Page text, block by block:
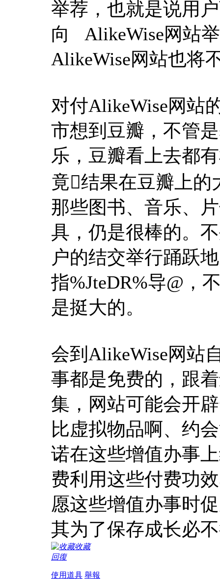
举荐，也就是说用
向 AlikeWise网站
AlikeWise网站也将
对付AlikeWise网站
市想到豆瓣，不管
乐，豆瓣看上去都
竟结果在豆瓣上的
那些图书、音乐、
具，仍是很棒的。
户的结交举行踊跃
指%JteDR%导@，
是挺大的。
会到AlikeWise网站
事都是免费的，跟
集，网站可能会开
比虚拟物品啊、约
诺在这些增值办事
费利用这些付费功
愿这些增值办事时
其为了保存成长必
收藏
回復
使用道具 舉報